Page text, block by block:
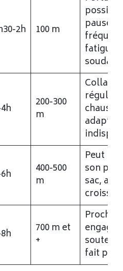
2h 100 m
pauses
fatigue
200-300
m
400-500
m
Peut
son
sac,
700 m et
+
Proche
fait